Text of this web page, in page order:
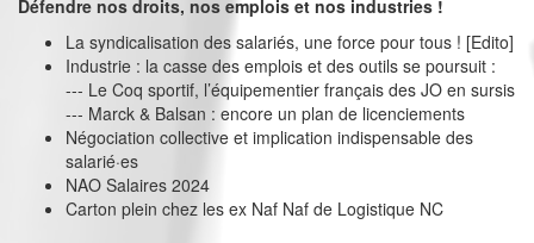
Défendre nos droits, nos emplois et nos industries !
La syndicalisation des salariés, une force pour tous ! [Edito]
Industrie : la casse des emplois et des outils se poursuit :
--- Le Coq sportif, l’équipementier français des JO en sursis
--- Marck & Balsan : encore un plan de licenciements
Négociation collective et implication indispensable des
salarié·es
NAO Salaires 2024
Carton plein chez les ex Naf Naf de Logistique NC